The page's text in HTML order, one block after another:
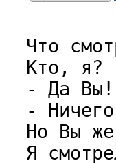
Что
Кто, я?
- Да Вы!
-
Но Вы
Я